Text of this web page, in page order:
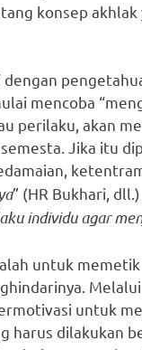
konsep
mencoba
perilaku, akan
Jika itu
” (HR Bukhari,
individu agar
untuk
untuk
harus dilakukan